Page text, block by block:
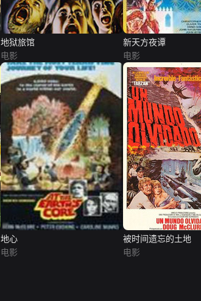
地狱旅馆
电影
新天方夜谭
电影
地心
电影
被时间遗忘的土地
电影